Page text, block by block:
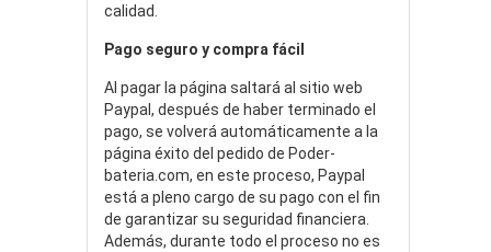
calidad.
Pago seguro y compra fácil
Al pagar la página saltará al sitio web
Paypal, después de haber terminado el
pago, se volverá automáticamente a la
página éxito del pedido de Poder-
bateria.com, en este proceso, Paypal
está a pleno cargo de su pago con el fin
de garantizar su seguridad financiera.
Además, durante todo el proceso no es